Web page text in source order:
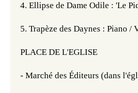
4. Ellipse de Dame Odile : 'Le
5. Trapèze des Daynes : Piano /
PLACE DE L'EGLISE
- Marché des Éditeurs (dans